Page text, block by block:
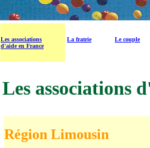
Les associations
d'aide en France
La fratrie Le couple
Les associations
Région Limousin